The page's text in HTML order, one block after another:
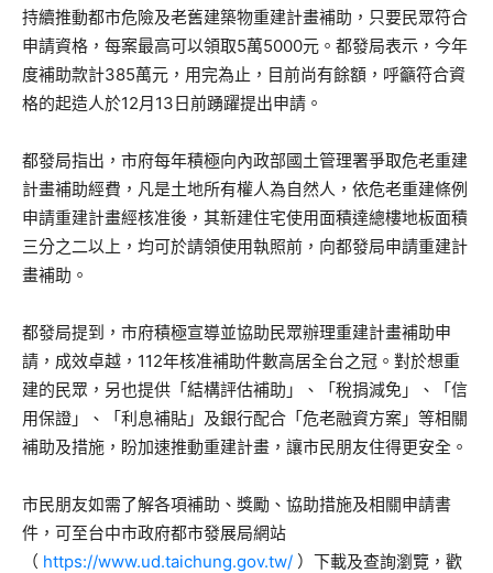
持續推動都市危險及老舊建築物重建計畫補助，只要民眾符合
申請資格，每案最高可以領取5萬5000元。都發局表示，今年
度補助款計385萬元，用完為止，目前尚有餘額，呼籲符合資
格的起造人於12月13日前踴躍提出申請。
都發局指出，市府每年積極向內政部國土管理署爭取危老重建
計畫補助經費，凡是土地所有權人為自然人，依危老重建條例
申請重建計畫經核准後，其新建住宅使用面積達總樓地板面積
三分之二以上，均可於請領使用執照前，向都發局申請重建計
畫補助。
都發局提到，市府積極宣導並協助民眾辦理重建計畫補助申
請，成效卓越，112年核准補助件數高居全台之冠。對於想重
建的民眾，另也提供「結構評估補助」、「稅捐減免」、「信
用保證」、「利息補貼」及銀行配合「危老融資方案」等相關
補助及措施，盼加速推動重建計畫，讓市民朋友住得更安全。
市民朋友如需了解各項補助、獎勵、協助措施及相關申請書
件，可至台中市政府都市發展局網站
（ https://www.ud.taichung.gov.tw/ ）下載及查詢瀏覽，歡